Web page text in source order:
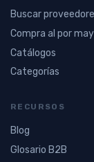
Buscar
Compra al por
Catálogos
Categorías
RECURSOS
Blog
Glosario B2B